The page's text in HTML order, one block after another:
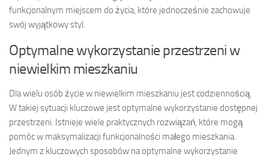
funkcjonalnym miejscem do życia, które jednocześnie zachowuje
swój wyjątkowy styl.
Optymalne wykorzystanie przestrzeni w
niewielkim mieszkaniu
Dla wielu osób życie w niewielkim mieszkaniu jest codziennością.
W takiej sytuacji kluczowe jest optymalne wykorzystanie dostępnej
przestrzeni. Istnieje wiele praktycznych rozwiązań, które mogą
pomóc w maksymalizacji funkcjonalności małego mieszkania.
Jednym z kluczowych sposobów na optymalne wykorzystanie